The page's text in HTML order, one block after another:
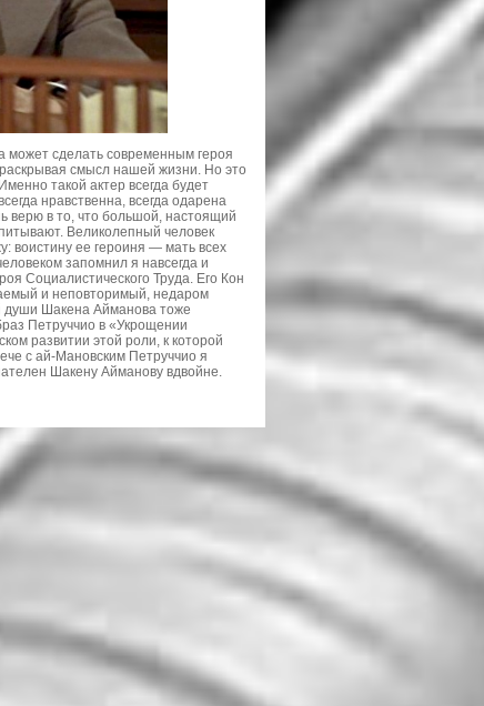
сделать современным героя
смысл нашей жизни. Но это
такой актер всегда будет
нравственна, всегда одарена
верю в то, что большой, настоящий
Великолепный человек
воистину ее героиня — мать всех
запомнил я навсегда и
Социалистического Труда. Его Кон
и неповторимый, недаром
души Шакена Айманова тоже
Петруччио в «Укрощении
развитии этой роли, к которой
с ай-Мановским Петруччио я
Шакену Айманову вдвойне.